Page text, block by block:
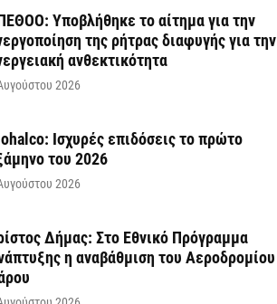
Υποβλήθηκε το αίτημα για την
της ρήτρας διαφυγής για την
ανθεκτικότητα
2026
Ισχυρές επιδόσεις το πρώτο
του 2026
2026
Δήμας: Στο Εθνικό Πρόγραμμα
η αναβάθμιση του Αεροδρομίου